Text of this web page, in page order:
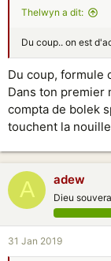
Thelwyn a dit:
Du coup.. on est
Du coup, formule
Dans ton premier
compta de bolek
touchent la
A adew
Dieu
31 Jan 2019